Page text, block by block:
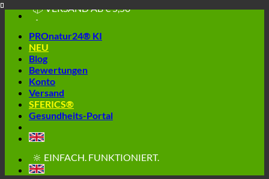
Skip
content
📦 VERSAND AB € 5,50
🔖 KAUF AUF RECHNUNG
PROnatur24® KI
NEU
Blog
Bewertungen
Konto
Versand
SFERICS®
Gesundheits-Portal
🔆 GESUND. NACHHALTIG.
📦 VERSAND AB € 5,50